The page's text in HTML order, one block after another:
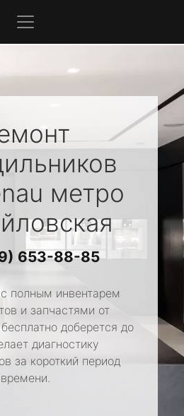
метро
653-88-85
полным инвентарем
и запчастями от
доберется до
диагностику
за короткий период
времени.